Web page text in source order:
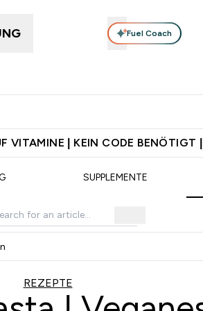
Fuel Coach
VITAMINE | KEIN CODE BENÖTIGT
SUPPLEMENTE
REZEPTE